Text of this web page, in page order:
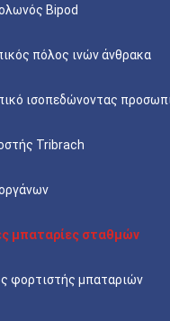
Bipod
πόλος ινών άνθρακα
ισοπεδώνοντας
Tribrach
μπαταρίες σταθμών
φορτιστής μπαταριών